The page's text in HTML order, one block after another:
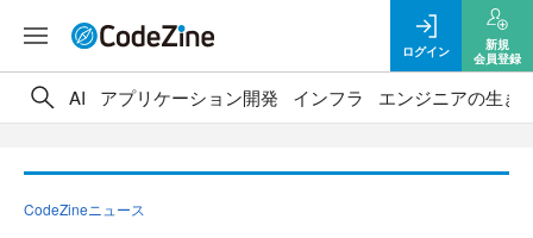
ログイン
新規
会員登録
AI アプリケーション開発 インフラ エンジニアの生き
CodeZineニュース